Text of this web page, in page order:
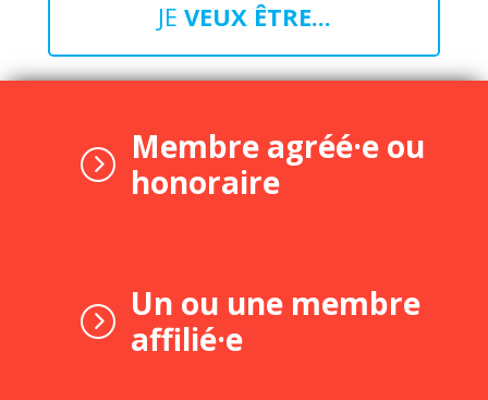
JE VEUX ÊTRE...
Membre agréé·e ou
honoraire
Un ou une membre
affilié·e